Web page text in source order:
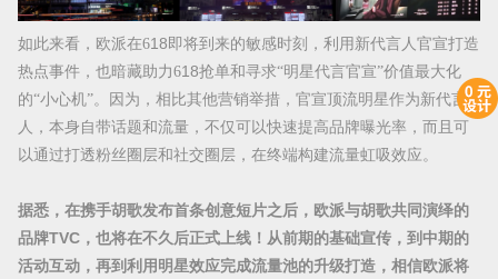
如此来看，欧派在618即将到来的敏感时刻，利用新代言人官宣打造
热点事件，也暗藏助力618抢单和寻求“明星代言官宣”价值最大化
的“小心机”。因为，相比其他营销举措，官宣顶流明星作为新代言
人，本身自带话题和流量，不仅可以快速提高品牌曝光率，而且可
以通过打透粉丝圈层和社交圈层，在终端构建流量虹吸效应。
据悉，在携手胡歌发布首条创意短片之后，欧派与胡歌共同演绎的
品牌TVC， 也将在不久后正式上线！从前期的基础宣传， 到中期的
活动互动，再到利用明星效应完成流量池的升级打造， 相信欧派将